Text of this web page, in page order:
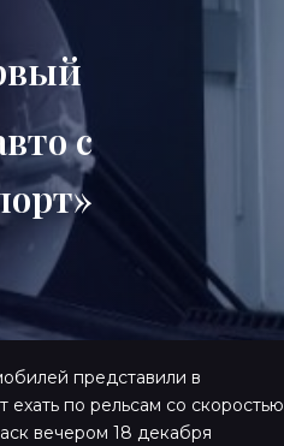
с
представили в
по рельсам со скоростью
вечером 18 декабря